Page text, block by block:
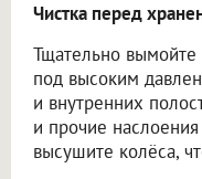
Чистка перед
Тщательно
под высоким
и внутренних
и прочие
высушите колёса,